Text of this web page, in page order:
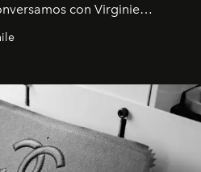
con Virginie
marketing para
cultura y el valor